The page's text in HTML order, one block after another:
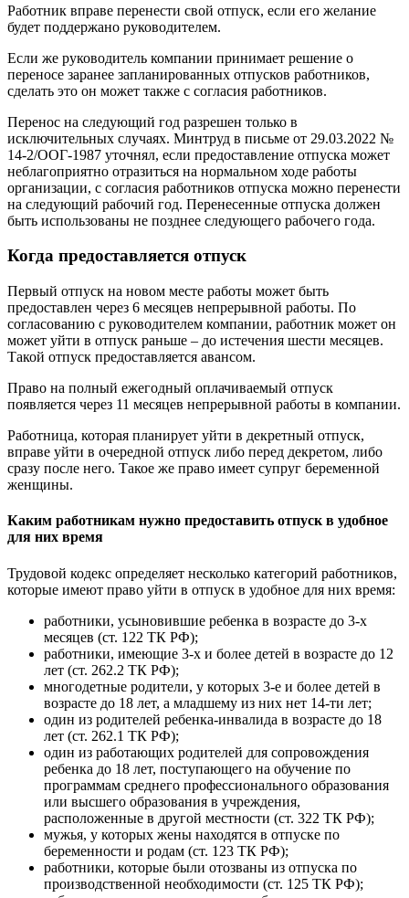
Работник вправе перенести свой отпуск, если его желание
будет поддержано руководителем.
Если же руководитель компании принимает решение о
переносе заранее запланированных отпусков работников,
сделать это он может также с согласия работников.
Перенос на следующий год разрешен только в
исключительных случаях. Минтруд в письме от 29.03.2022 №
14-2/ООГ-1987 уточнял, если предоставление отпуска может
неблагоприятно отразиться на нормальном ходе работы
организации, с согласия работников отпуска можно перенести
на следующий рабочий год. Перенесенные отпуска должен
быть использованы не позднее следующего рабочего года.
Когда предоставляется отпуск
Первый отпуск на новом месте работы может быть
предоставлен через 6 месяцев непрерывной работы. По
согласованию с руководителем компании, работник может он
может уйти в отпуск раньше – до истечения шести месяцев.
Такой отпуск предоставляется авансом.
Право на полный ежегодный оплачиваемый отпуск
появляется через 11 месяцев непрерывной работы в компании.
Работница, которая планирует уйти в декретный отпуск,
вправе уйти в очередной отпуск либо перед декретом, либо
сразу после него. Такое же право имеет супруг беременной
женщины.
Каким работникам нужно предоставить отпуск в удобное
для них время
Трудовой кодекс определяет несколько категорий работников,
которые имеют право уйти в отпуск в удобное для них время:
работники, усыновившие ребенка в возрасте до 3-х
месяцев (ст. 122 ТК РФ);
работники, имеющие 3-х и более детей в возрасте до 12
лет (ст. 262.2 ТК РФ);
многодетные родители, у которых 3-е и более детей в
возрасте до 18 лет, а младшему из них нет 14-ти лет;
один из родителей ребенка-инвалида в возрасте до 18
лет (ст. 262.1 ТК РФ);
один из работающих родителей для сопровождения
ребенка до 18 лет, поступающего на обучение по
программам среднего профессионального образования
или высшего образования в учреждения,
расположенные в другой местности (ст. 322 ТК РФ);
мужья, у которых жены находятся в отпуске по
беременности и родам (ст. 123 ТК РФ);
работники, которые были отозваны из отпуска по
производственной необходимости (ст. 125 ТК РФ);